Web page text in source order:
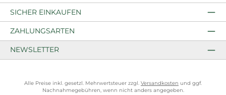
SICHER EINKAUFEN
ZAHLUNGSARTEN
NEWSLETTER
Alle Preise inkl. gesetzl. Mehrwertsteuer zzgl. Versandkosten und ggf.
Nachnahmegebühren, wenn nicht anders angegeben.